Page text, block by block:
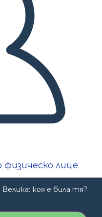
лице
коя е била тя?